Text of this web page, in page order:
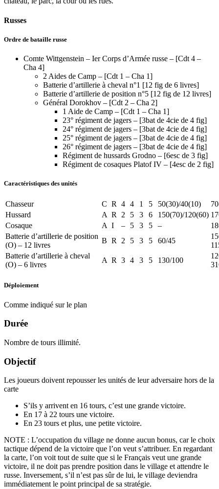
Russes
Ordre de bataille russe
Comte Wittgenstein – Ier Corps d’Armée russe – [Cdt 4 –
Cha 4]
2 Aides de Camp – [Cdt 1 – Cha 1]
Batterie d’artillerie à cheval n°1 [12 fig de 6 livres]
Batterie d’artillerie de position n°5 [12 fig de 12 livres]
Général Dorokhov – [Cdt 2 – Cha 2]
1 Aide de Camp – [Cdt 1 – Cha 1]
23° régiment de jagers – [3bat de 4cie de 4 fig]
24° régiment de jagers – [3bat de 4cie de 4 fig]
25° régiment de jagers – [3bat de 4cie de 4 fig]
26° régiment de jagers – [3bat de 4cie de 4 fig]
Régiment de hussards Grodno – [6esc de 3 fig]
Régiment de cosaques Platof IV – [4esc de 2 fig]
Caractéristiques des unités
Chasseur C R 4 4 1 5 50(30)/40(10)
Hussard
A R 2 5 3 6 150(70)/120(60)
Cosaque
A I – 5 3 5 –
Batterie d’artillerie de position
(O) – 12 livres
B R 2 5 3 5 60/45
Batterie d’artillerie à cheval
(O) – 6 livres
A R 3 4 3 5 130/100
Déploiement
Comme indiqué sur le plan
Durée
Nombre de tours illimité.
Objectif
Les joueurs doivent repousser les unités de leur adversaire hors de la
carte
S’ils y arrivent en 16 tours, c’est une grande victoire.
En 17 à 22 tours une victoire.
En 23 tours et plus, une petite victoire.
NOTE : L’occupation du village ne donne aucun bonus, car le choix
tactique dépend de la victoire que l’on veut s’attribuer. En regardant
la carte, l’on voit tout de suite que si le Français veut une grande
victoire, il ne doit pas prendre position dans le village et attendre le
russe. Inversement, s’il n’est pas sûr de lui, le village deviendra
immédiatement le point principal de sa stratégie.